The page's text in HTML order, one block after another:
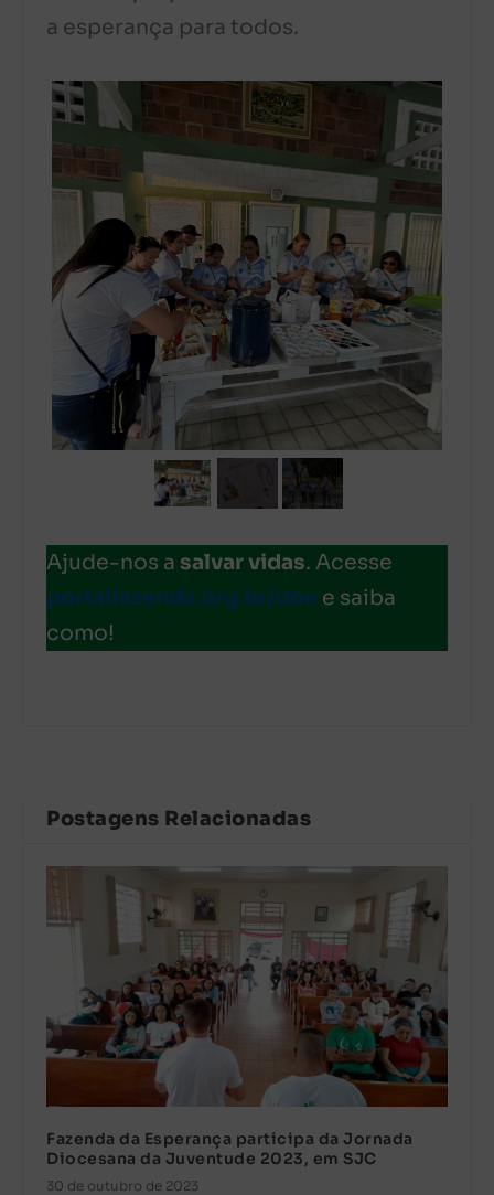
a esperança para todos.
Ajude-nos asalvar vidas. Acesse
portalfazenda.org.br/doe e saiba
como!
Postagens Relacionadas
Fazenda da Esperança participa da Jornada
Diocesana da Juventude 2023, em SJC
30 de outubro de 2023